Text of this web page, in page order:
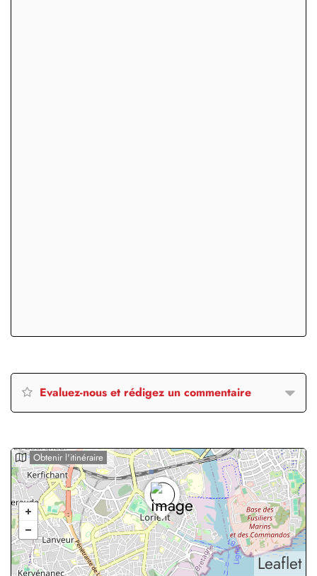
Evaluez-nous et rédigez un commentaire
Leaflet
Obtenir l'itinéraire